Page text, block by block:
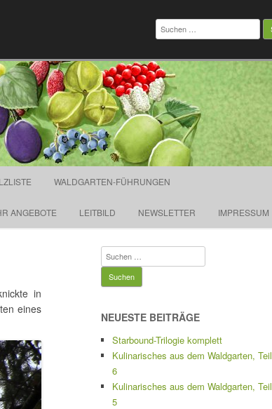
Suchen
nach:
WALDGARTEN-FÜHRUNGEN
ANGEBOTE LEITBILD NEWSLETTER IMPRESSUM
in
eines
Suchen
nach:
NEUESTE BEITRÄGE
Starbound-Trilogie komplett
Kulinarisches aus dem Waldgarten, Teil
6
Kulinarisches aus dem Waldgarten, Teil
5